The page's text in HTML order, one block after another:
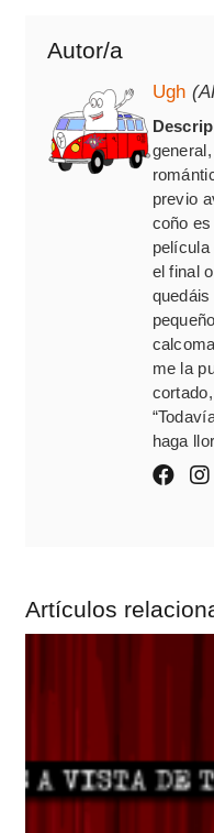
Autor/a
Ugh
previo
coño
el final
me la
haga
Artículos